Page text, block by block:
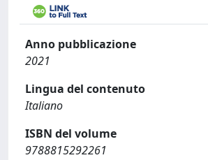
Anno pubblicazione
2021
Lingua del contenuto
Italiano
ISBN del volume
9788815292261